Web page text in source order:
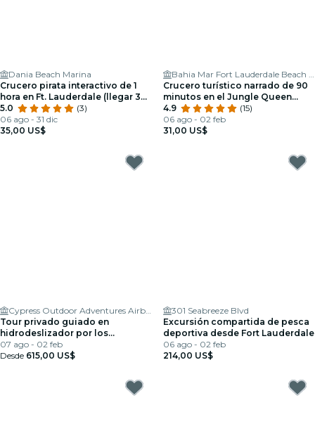
Dania Beach Marina
Crucero pirata interactivo de 1
hora en Ft. Lauderdale (llegar 30
minutos antes)
5.0
(3)
06 ago - 31 dic
35,00 US$
Bahia Mar Fort Lauderdale Beach - a DoubleTree by Hilton Hotel
Crucero turístico narrado de 90
minutos en el Jungle Queen
Riverboat en Fort Lauderdale
4.9
(15)
06 ago - 02 feb
31,00 US$
Cypress Outdoor Adventures Airboat Tours
Tour privado guiado en
hidrodeslizador por los
Everglades, Fort Lauderdale
07 ago - 02 feb
Desde 615,00 US$
301 Seabreeze Blvd
Excursión compartida de pesca
deportiva desde Fort Lauderdale
06 ago - 02 feb
214,00 US$